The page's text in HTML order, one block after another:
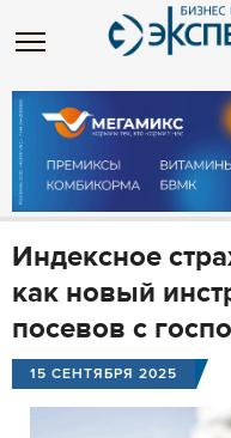
Индексное
как новый
посевов с
15 СЕНТЯБРЯ 2025